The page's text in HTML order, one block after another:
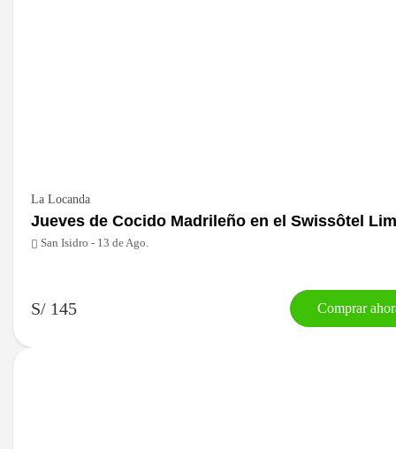
La Locanda
Jueves de Cocido Madrileño en el Swissôtel
San Isidro - 13 de Ago.
S/ 145 Comprar